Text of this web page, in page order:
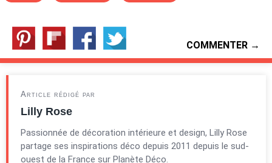
COMMENTER →
Article rédigé par
Lilly Rose
Passionnée de décoration intérieure et design, Lilly Rose
partage ses inspirations déco depuis 2011 depuis le sud-
ouest de la France sur Planète Déco.